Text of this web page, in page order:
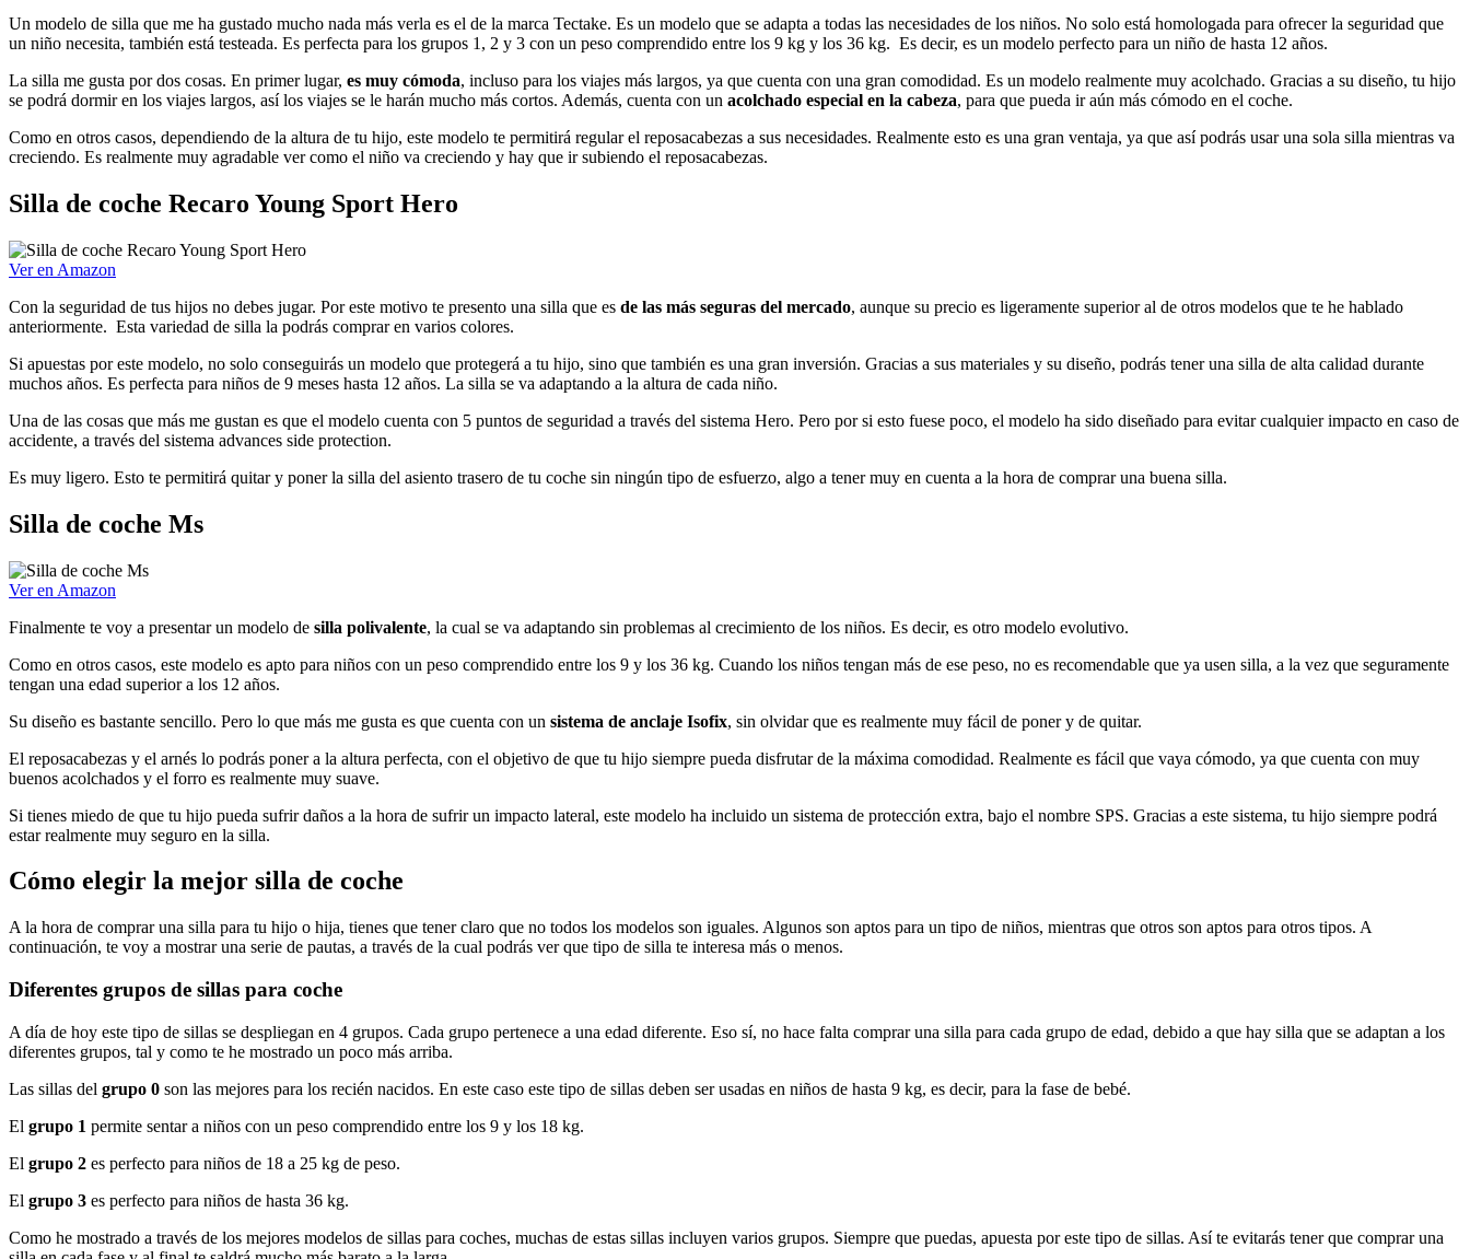
Un modelo de silla que me ha gustado mucho nada más verla es el de la marca Tectake. Es un modelo que se adapta a todas las necesidades de los niños. No solo está homologada para ofrecer la seguridad que
un niño necesita, también está testeada. Es perfecta para los grupos 1, 2 y 3 con un peso comprendido entre los 9 kg y los 36 kg. Es decir, es un modelo perfecto para un niño de hasta 12 años.
La silla me gusta por dos cosas. En primer lugar, es muy cómoda, incluso para los viajes más largos, ya que cuenta con una gran comodidad. Es un modelo realmente muy acolchado. Gracias a su diseño, tu hijo
se podrá dormir en los viajes largos, así los viajes se le harán mucho más cortos. Además, cuenta con un acolchado especial en la cabeza, para que pueda ir aún más cómodo en el coche.
Como en otros casos, dependiendo de la altura de tu hijo, este modelo te permitirá regular el reposacabezas a sus necesidades. Realmente esto es una gran ventaja, ya que así podrás usar una sola silla mientras va
creciendo. Es realmente muy agradable ver como el niño va creciendo y hay que ir subiendo el reposacabezas.
Silla de coche Recaro Young Sport Hero
Ver en Amazon
Con la seguridad de tus hijos no debes jugar. Por este motivo te presento una silla que es de las más seguras del mercado, aunque su precio es ligeramente superior al de otros modelos que te he hablado
anteriormente. Esta variedad de silla la podrás comprar en varios colores.
Si apuestas por este modelo, no solo conseguirás un modelo que protegerá a tu hijo, sino que también es una gran inversión. Gracias a sus materiales y su diseño, podrás tener una silla de alta calidad durante
muchos años. Es perfecta para niños de 9 meses hasta 12 años. La silla se va adaptando a la altura de cada niño.
Una de las cosas que más me gustan es que el modelo cuenta con 5 puntos de seguridad a través del sistema Hero. Pero por si esto fuese poco, el modelo ha sido diseñado para evitar cualquier impacto en caso de
accidente, a través del sistema advances side protection.
Es muy ligero. Esto te permitirá quitar y poner la silla del asiento trasero de tu coche sin ningún tipo de esfuerzo, algo a tener muy en cuenta a la hora de comprar una buena silla.
Silla de coche Ms
Ver en Amazon
Finalmente te voy a presentar un modelo de silla polivalente, la cual se va adaptando sin problemas al crecimiento de los niños. Es decir, es otro modelo evolutivo.
Como en otros casos, este modelo es apto para niños con un peso comprendido entre los 9 y los 36 kg. Cuando los niños tengan más de ese peso, no es recomendable que ya usen silla, a la vez que seguramente
tengan una edad superior a los 12 años.
Su diseño es bastante sencillo. Pero lo que más me gusta es que cuenta con un sistema de anclaje Isofix, sin olvidar que es realmente muy fácil de poner y de quitar.
El reposacabezas y el arnés lo podrás poner a la altura perfecta, con el objetivo de que tu hijo siempre pueda disfrutar de la máxima comodidad. Realmente es fácil que vaya cómodo, ya que cuenta con muy
buenos acolchados y el forro es realmente muy suave.
Si tienes miedo de que tu hijo pueda sufrir daños a la hora de sufrir un impacto lateral, este modelo ha incluido un sistema de protección extra, bajo el nombre SPS. Gracias a este sistema, tu hijo siempre podrá
estar realmente muy seguro en la silla.
Cómo elegir la mejor silla de coche
A la hora de comprar una silla para tu hijo o hija, tienes que tener claro que no todos los modelos son iguales. Algunos son aptos para un tipo de niños, mientras que otros son aptos para otros tipos. A
continuación, te voy a mostrar una serie de pautas, a través de la cual podrás ver que tipo de silla te interesa más o menos.
Diferentes grupos de sillas para coche
A día de hoy este tipo de sillas se despliegan en 4 grupos. Cada grupo pertenece a una edad diferente. Eso sí, no hace falta comprar una silla para cada grupo de edad, debido a que hay silla que se adaptan a los
diferentes grupos, tal y como te he mostrado un poco más arriba.
Las sillas del grupo 0 son las mejores para los recién nacidos. En este caso este tipo de sillas deben ser usadas en niños de hasta 9 kg, es decir, para la fase de bebé.
El grupo 1 permite sentar a niños con un peso comprendido entre los 9 y los 18 kg.
El grupo 2 es perfecto para niños de 18 a 25 kg de peso.
El grupo 3 es perfecto para niños de hasta 36 kg.
Como he mostrado a través de los mejores modelos de sillas para coches, muchas de estas sillas incluyen varios grupos. Siempre que puedas, apuesta por este tipo de sillas. Así te evitarás tener que comprar una